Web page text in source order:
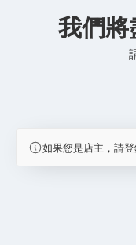
我們將
如果您是店主，請登